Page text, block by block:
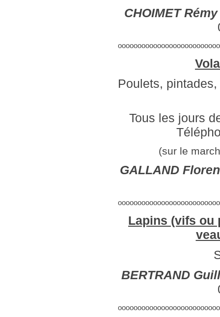
CHOIMET
Poulets,
Tous les jours
(sur le
GALLAND
Lapins (vifs ou
BERTRAND